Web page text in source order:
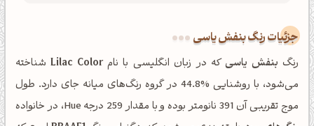
جزئیات رنگ بنفش یاسی
رنگ بنفش یاسیکه در زبان انگلیسی با نامLilac Colorشناخته
می‌شود، با روشنایی %44.8 در گروه رنگ‌های میانه جای دارد. طول
موج تقریبی آن 391 نانومتر بوده و با مقدار 259 درجه Hue، در خانواده